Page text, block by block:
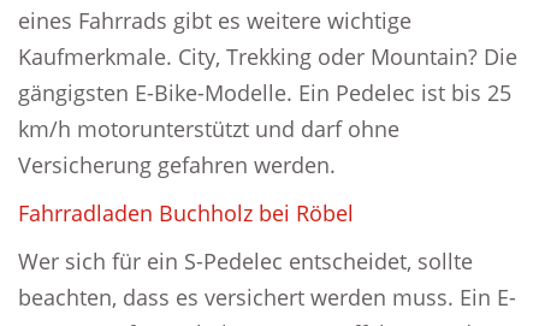
eines Fahrrads gibt es weitere wichtige
Kaufmerkmale. City, Trekking oder Mountain? Die
gängigsten E-Bike-Modelle. Ein Pedelec ist bis 25
km/h motorunterstützt und darf ohne
Versicherung gefahren werden.
Fahrradladen Buchholz bei Röbel
Wer sich für ein S-Pedelec entscheidet, sollte
beachten, dass es versichert werden muss. Ein E-